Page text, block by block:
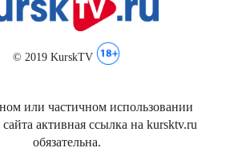
© 2019 KurskTV
или частичном использовании
активная ссылка на kursktv.ru
обязательна.